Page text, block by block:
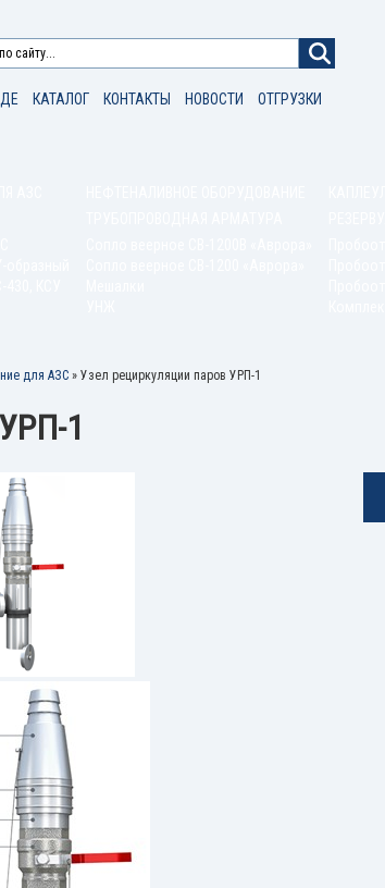
КАТАЛОГ КОНТАКТЫ НОВОСТИ ОТГРУЗКИ
для АЗС » Узел рециркуляции паров УРП-1
1